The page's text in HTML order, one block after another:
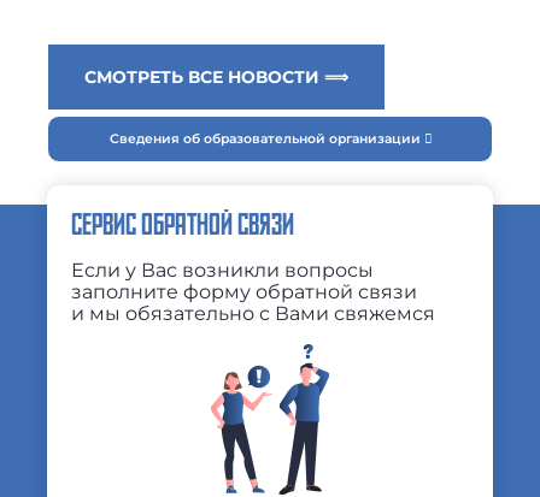
СМОТРЕТЬ ВСЕ НОВОСТИ ⟹
Сведения об образовательной организации
СЕРВИС ОБРАТНОЙ СВЯЗИ
Если у Вас возникли вопросы
заполните форму обратной связи
и мы обязательно с Вами свяжемся